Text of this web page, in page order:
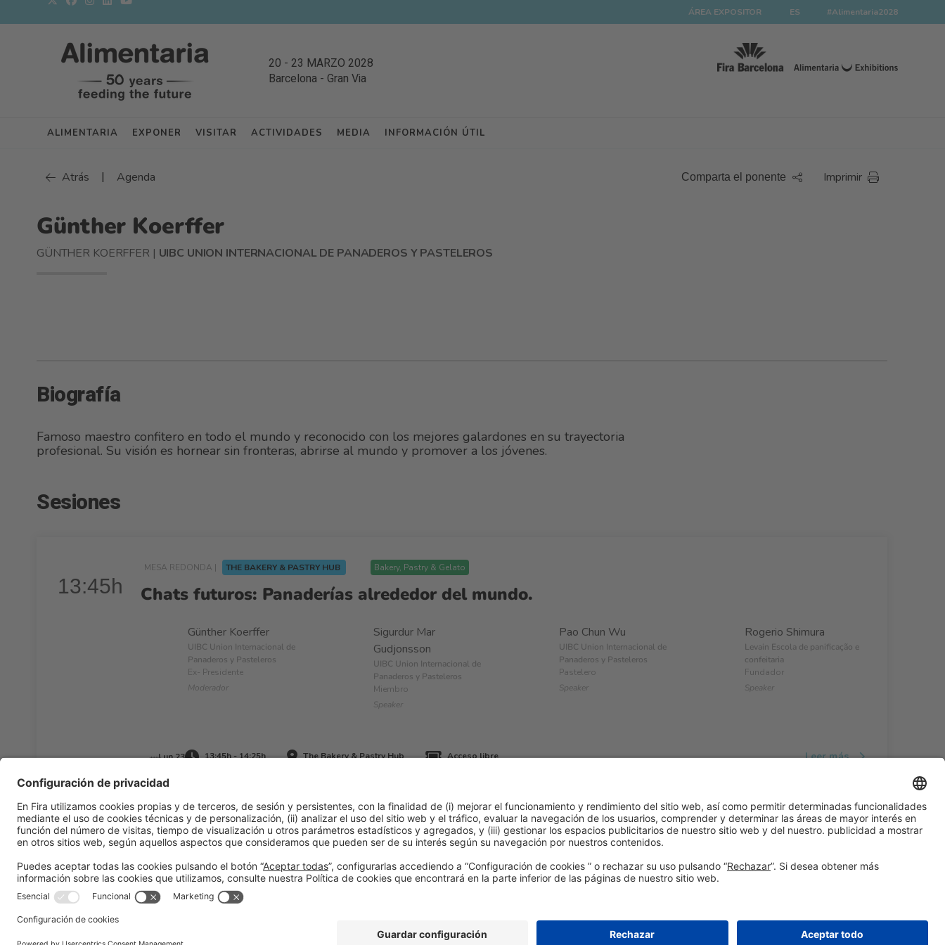
ÁREA EXPOSITOR ES #Alimentaria2028
20 - 23 MARZO 2028
Barcelona - Gran Via
ALIMENTARIA EXPONER VISITAR ACTIVIDADES MEDIA INFORMACIÓN ÚTIL
Atrás | Agenda Comparta el ponente Imprimir
Günther Koerffer
GÜNTHER KOERFFER | UIBC UNION INTERNACIONAL DE PANADEROS Y PASTELEROS
Biografía
Famoso maestro confitero en todo el mundo y reconocido con los mejores galardones en su trayectoria
profesional. Su visión es hornear sin fronteras, abrirse al mundo y promover a los jóvenes.
Sesiones
13:45h
MESA REDONDA | THE BAKERY & PASTRY HUB Bakery, Pastry & Gelato
Chats futuros: Panaderías alrededor del mundo.
Rogerio Shimura
Levain Escola de panificação e
confeitaria
Fundador
Speaker
Günther Koerffer
UIBC Union Internacional de
Panaderos y Pasteleros
Ex- Presidente
Moderador
Sigurdur Mar
Gudjonsson
UIBC Union Internacional de
Panaderos y Pasteleros
Miembro
Speaker
Pao Chun Wu
UIBC Union Internacional de
Panaderos y Pasteleros
Pastelero
Speaker
Lun 23 13:45h - 14:25h The Bakery & Pastry Hub Acceso libre Leer más
Información generalAviso legalPolítica de privacidad
en las redes sociales